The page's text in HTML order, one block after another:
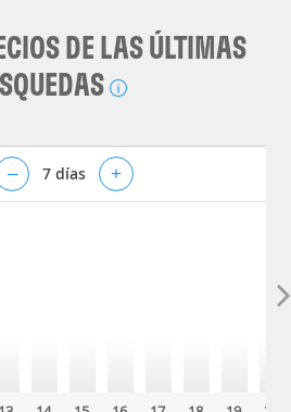
DE LAS ÚLTIMAS
– 7 días +